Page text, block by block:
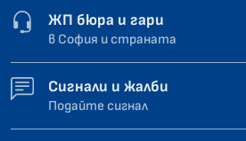
ЖП бюра и гари
в София и страната
Сигнали и жалби
Подайте сигнал